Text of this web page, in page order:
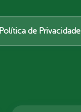
Política de Privacidade